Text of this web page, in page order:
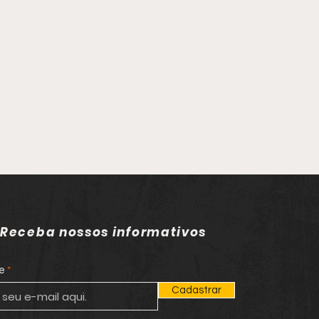
é executado a
Receba nossos informativos
Cadastrar